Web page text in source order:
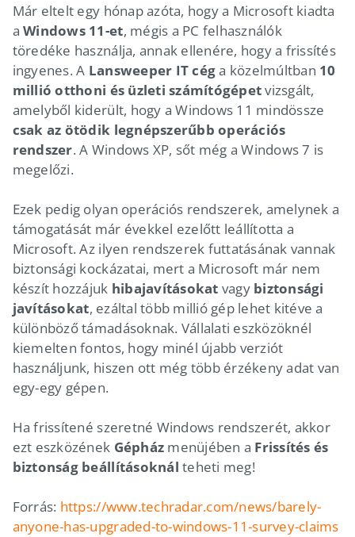
Már eltelt egy hónap azóta, hogy a Microsoft kiadta
aWindows 11-et, mégis a PC felhasználók
töredéke használja, annak ellenére, hogy a frissítés
ingyenes. A Lansweeper IT céga közelmúltban 10
millió otthoni és üzleti számítógépetvizsgált,
amelyből kiderült, hogy a Windows 11 mindössze
csak az ötödik legnépszerűbb operációs
rendszer. A Windows XP, sőt még a Windows 7 is
megelőzi.
Ezek pedig olyan operációs rendszerek, amelynek a
támogatását már évekkel ezelőtt leállította a
Microsoft. Az ilyen rendszerek futtatásának vannak
biztonsági kockázatai, mert a Microsoft már nem
készít hozzájuk hibajavításokat vagy biztonsági
javításokat, ezáltal több millió gép lehet kitéve a
különböző támadásoknak. Vállalati eszközöknél
kiemelten fontos, hogy minél újabb verziót
használjunk, hiszen ott még több érzékeny adat van
egy-egy gépen.
Ha frissítené szeretné Windows rendszerét, akkor
ezt eszközének Gépház menüjében a Frissítés és
biztonság beállításoknál teheti meg!
Forrás: https://www.techradar.com/news/barely-
anyone-has-upgraded-to-windows-11-survey-claims